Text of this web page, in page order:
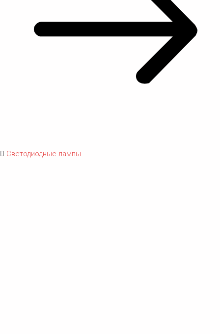
Светодиодные лампы